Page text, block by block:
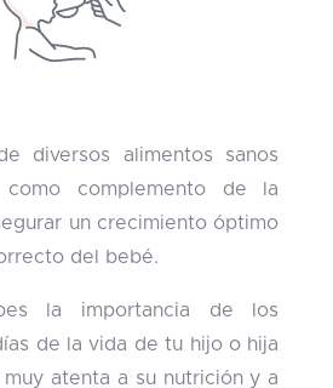
diversos alimentos sanos
como complemento de la
un crecimiento óptimo
del bebé.
la importancia de los
de la vida de tu hijo o hija
atenta a su nutrición y a